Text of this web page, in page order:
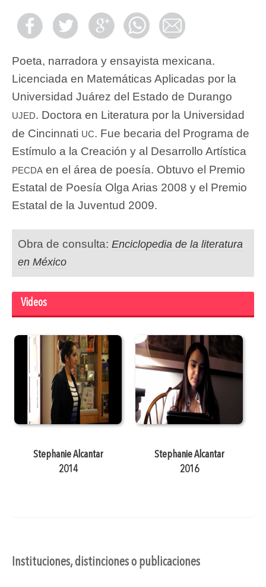
Poeta, narradora y ensayista mexicana.
Licenciada en Matemáticas Aplicadas por la
Universidad Juárez del Estado de Durango
ujed. Doctora en Literatura por la Universidad
de Cincinnati uc. Fue becaria del Programa de
Estímulo a la Creación y al Desarrollo Artística
pecda en el área de poesía. Obtuvo el Premio
Estatal de Poesía Olga Arias 2008 y el Premio
Estatal de la Juventud 2009.
Obra de consulta: Enciclopedia de la literatura
en México
Videos
Stephanie Alcantar
2014
Stephanie Alcantar
2016
Instituciones, distinciones o publicaciones